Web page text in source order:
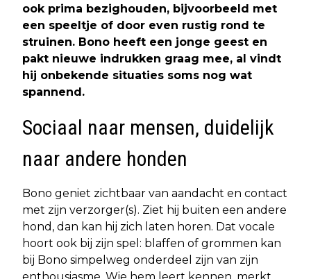
ook prima bezighouden, bijvoorbeeld met
een speeltje of door even rustig rond te
struinen. Bono heeft een jonge geest en
pakt nieuwe indrukken graag mee, al vindt
hij onbekende situaties soms nog wat
spannend.
Sociaal naar mensen, duidelijk
naar andere honden
Bono geniet zichtbaar van aandacht en contact
met zijn verzorger(s). Ziet hij buiten een andere
hond, dan kan hij zich laten horen. Dat vocale
hoort ook bij zijn spel: blaffen of grommen kan
bij Bono simpelweg onderdeel zijn van zijn